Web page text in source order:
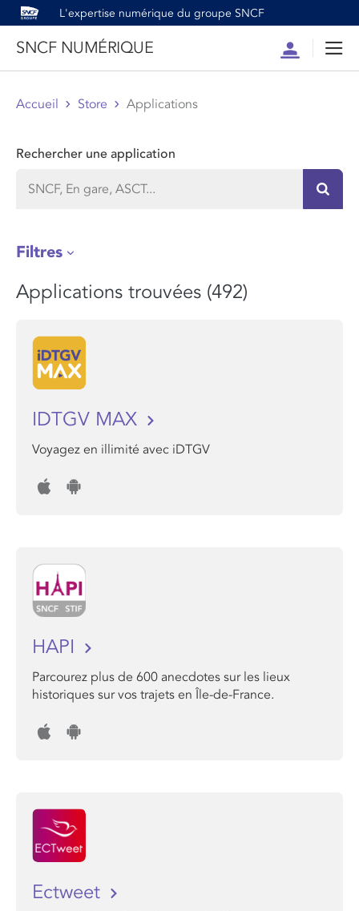
L'expertise numérique du groupe SNCF
SNCF NUMÉRIQUE
Compte
Accueil Store Applications
Rechercher une application
Filtres
Applications trouvées (492)
IDTGV MAX
Voyagez en illimité avec iDTGV
HAPI
Parcourez plus de 600 anecdotes sur les lieux
historiques sur vos trajets en Île-de-France.
Ectweet